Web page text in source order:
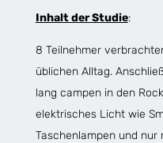
Inhalt der Studie:
8 Teilnehmer
üblichen Alltag.
lang campen in den
elektrisches Licht wie
Taschenlampen und nur